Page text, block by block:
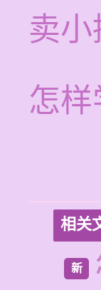
卖
怎
相关
新